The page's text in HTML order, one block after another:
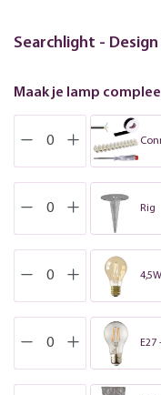
Searchlight -
Maak je lamp
Rig
E27